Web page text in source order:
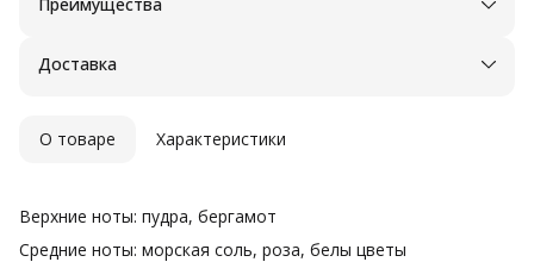
Преимущества
Оплата частями в Сплит
Удобный возврат
Доставка
О товаре Характеристики
Верхние ноты: пудра, бергамот
Средние ноты: морская соль, роза, белы цветы